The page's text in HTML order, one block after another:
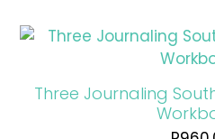
Three Journaling